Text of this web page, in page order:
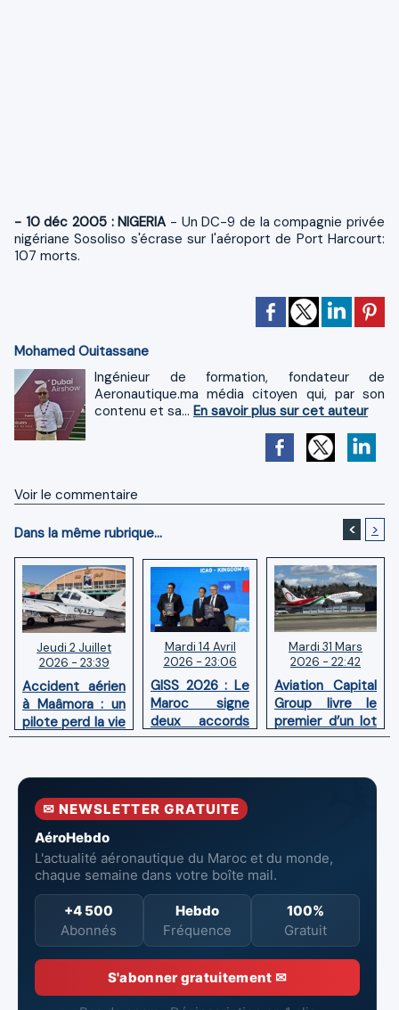
- 10 déc 2005 : NIGERIA - Un DC-9 de la compagnie privée
nigériane Sosoliso s'écrase sur l'aéroport de Port Harcourt:
107 morts.
Mohamed Ouitassane
Ingénieur de formation, fondateur de
Aeronautique.ma média citoyen qui, par son
contenu et sa... En savoir plus sur cet auteur
Voir le commentaire
Dans la même rubrique... < >
Jeudi 2 Juillet
2026 - 23:39
Accident aérien
à Maâmora : un
pilote perd la vie
en combat
incendie
Mardi 14 Avril
2026 - 23:06
GISS 2026 : Le
Maroc signe
deux accords
avec l'OACI
la surveillance
aériennes.
Mardi 31 Mars
2026 - 22:42
Aviation Capital
Group livre le
premier d’un lot
de six Boeing
neufs à Royal Air
✉ NEWSLETTER GRATUITE
AéroHebdo
L'actualité aéronautique du Maroc et du monde,
chaque semaine dans votre boîte mail.
+4 500
Abonnés
Hebdo
Fréquence
100%
Gratuit
S'abonner gratuitement ✉